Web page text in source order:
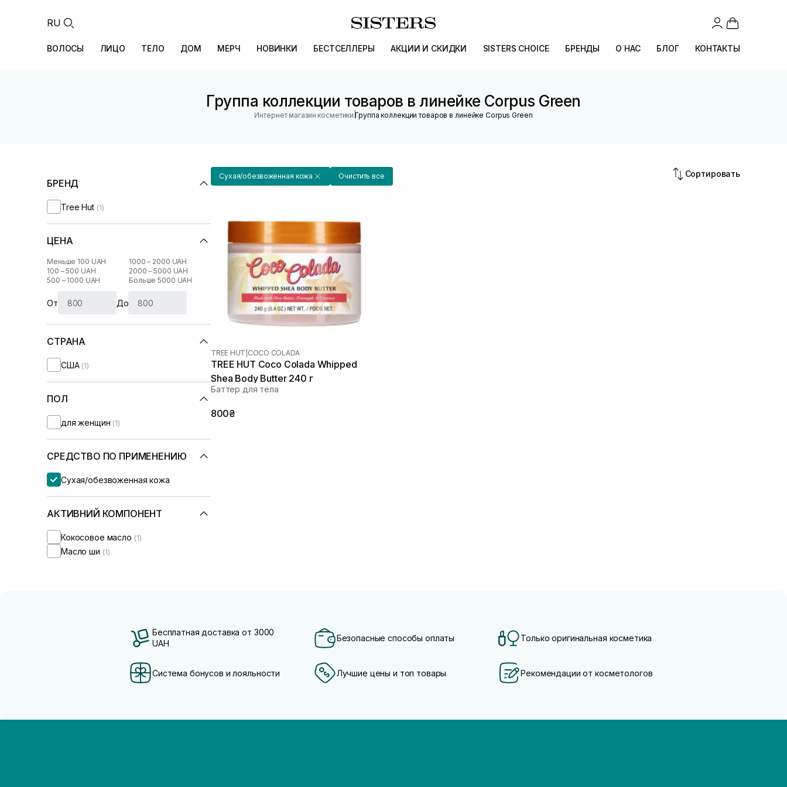
RU
ВОЛОСЫ ЛИЦО ТЕЛО ДОМ МЕРЧ НОВИНКИ БЕСТСЕЛЛЕРЫ АКЦИИ И СКИДКИ SISTERS CHOICE БРЕНДЫ О НАС БЛОГ КОНТАКТЫ
Группа коллекции товаров в линейке Corpus Green
Интернет магазин косметики |Группа коллекции товаров в линейке Corpus Green
БРЕНД
Tree Hut (1)
ЦЕНА
Меньше 100 UAH
100 – 500 UAH
500 – 1000 UAH
1000 – 2000 UAH
2000 – 5000 UAH
Больше 5000 UAH
От До
СТРАНА
США (1)
ПОЛ
для женщин (1)
СРЕДСТВО ПО ПРИМЕНЕНИЮ
Сухая/обезвоженная кожа
АКТИВНИЙ КОМПОНЕНТ
Кокосовое масло (1)
Масло ши (1)
Сухая/обезвоженная кожа Очистить все Сортировать
TREE HUT COCO COLADA
TREE HUT Coco Colada Whipped
Shea Body Butter 240 г
Баттер для тела
800₴
Бесплатная доставка от 3000
UAH
Безопасные способы оплаты Только оригинальная косметика
Система бонусов и лояльности Лучшие цены и топ товары Рекомендации от косметологов